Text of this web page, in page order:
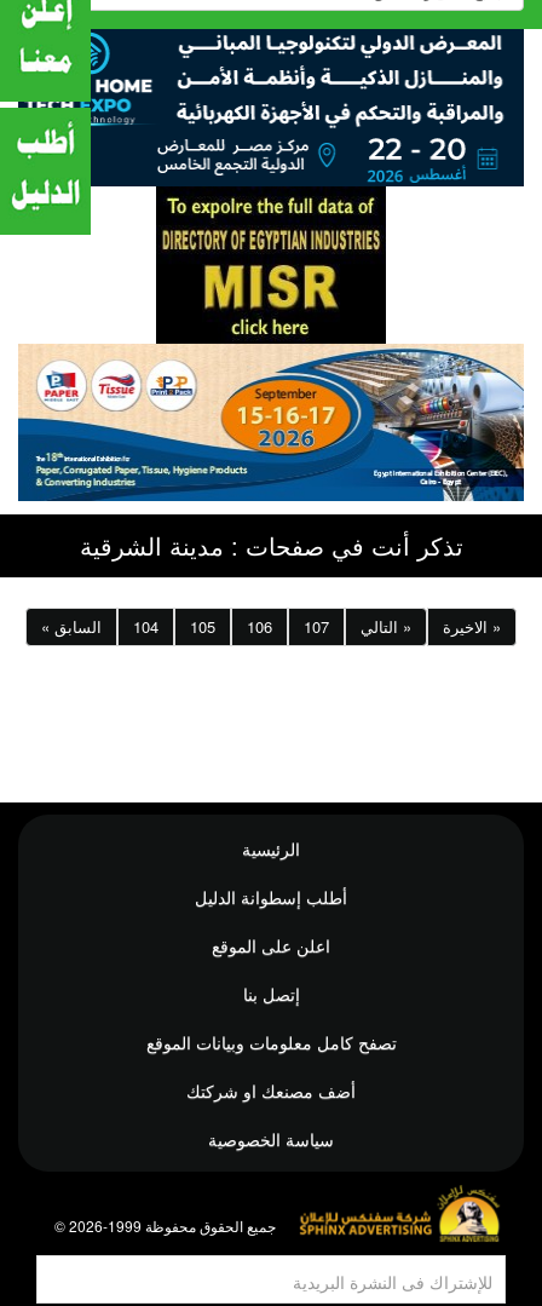
تذكر أنت في صفحات : مدينة الشرقية
« السابق 104 105 106 107 التالي » الاخيرة »
الرئيسية
أطلب إسطوانة الدليل
اعلن على الموقع
إتصل بنا
تصفح كامل معلومات وبيانات الموقع
أضف مصنعك او شركتك
سياسة الخصوصية
© جميع الحقوق محفوظة 1999-2026